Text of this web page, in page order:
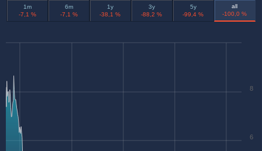
1m
-7,1 %
6m
-7,1 %
1y
-38,1 %
3y
-88,2 %
5y
-99,4 %
all
-100,0 %
6
8